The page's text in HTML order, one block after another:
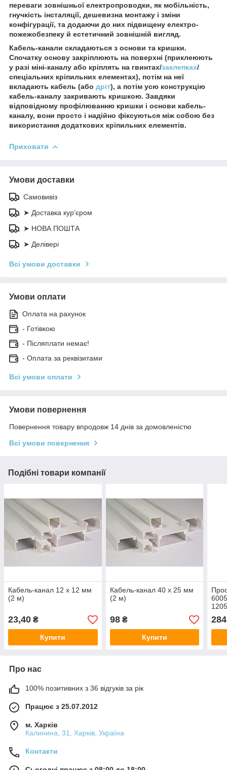
переваги зовнішньої електропроводки, як мобільність,
гнучкість інсталяції, дешевизна монтажу і зміни
конфігурації, та додаючи до них підвищену електро-
пожежобезпеку й естетичний зовнішній вигляд.
Кабель-канали складаються з основи та кришки.
Спочатку основу закріплюють на поверхні (приклеюють
у разі міні-каналу або кріплять на гвинтах/заклепках/
спеціальних кріпильних елементах), потім на неї
вкладають кабель (або дріт), а потім усю конструкцію
кабель-каналу закривають кришкою. Завдяки
відповідному профілюванню кришки і основи кабель-
каналу, вони просто і надійно фіксуються між собою без
використання додаткових кріпильних елементів.
Приховати
Умови доставки
Самовивіз
➤ Доставка кур'єром
➤ НОВА ПОШТА
➤ Делівері
Всі умови доставки
Умови оплати
Оплата на рахунок
- Готівкою
- Післяплати немає!
- Оплата за реквізитами
Всі умови оплати
Умови повернення
Повернення товару впродовж 14 днів за домовленістю
Всі умови повернення
Подібні товари компанії
Кабель-канал 12 х 12 мм
(2 м)
23,40 ₴
Купити
Кабель-канал 40 х 25 мм
(2 м)
98₴
Купити
284
Про нас
100% позитивних з 36 відгуків за рік
Працює з 25.07.2012
м. Харків
Калинина, 31, Харків, Україна
Контакти